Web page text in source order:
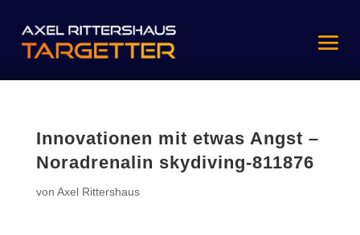
Innovationen mit etwas Angst –
Noradrenalin skydiving-811876
von Axel Rittershaus